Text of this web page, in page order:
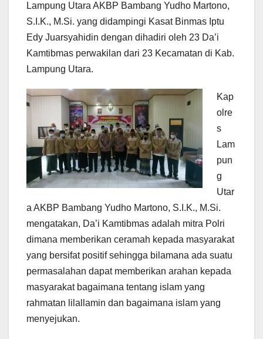
Lampung Utara AKBP Bambang Yudho Martono,
S.I.K., M.Si. yang didampingi Kasat Binmas Iptu
Edy Juarsyahidin dengan dihadiri oleh 23 Da’i
Kamtibmas perwakilan dari 23 Kecamatan di Kab.
Lampung Utara.
Kap
olre
s
Lam
pun
g
Utar
a AKBP Bambang Yudho Martono, S.I.K., M.Si.
mengatakan, Da’i Kamtibmas adalah mitra Polri
dimana memberikan ceramah kepada masyarakat
yang bersifat positif sehingga bilamana ada suatu
permasalahan dapat memberikan arahan kepada
masyarakat bagaimana tentang islam yang
rahmatan lilallamin dan bagaimana islam yang
menyejukan.